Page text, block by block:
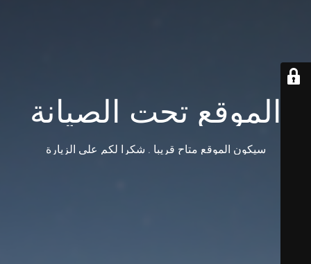
الموقع تحت الصيانة
سيكون الموقع متاح قريبا . شكرا لكم على الزيارة